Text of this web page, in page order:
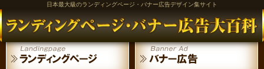
日本最大級のランディングページ・バナー広告デザイン集サイト